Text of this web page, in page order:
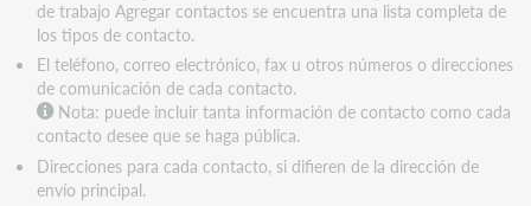
de trabajo Agregar contactos se encuentra una lista completa de
los tipos de contacto.
El teléfono, correo electrónico, fax u otros números o direcciones
de comunicación de cada contacto.
Nota: puede incluir tanta información de contacto como cada
contacto desee que se haga pública.
Direcciones para cada contacto, si difieren de la dirección de
envío principal.